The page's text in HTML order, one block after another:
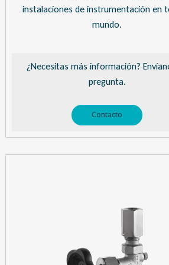
instalaciones de instrumentación en
mundo.
¿Necesitas más información?
pregunta.
Contacto